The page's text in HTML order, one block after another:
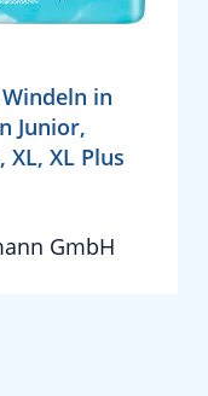
in
Junior,
XL, XL Plus
GmbH